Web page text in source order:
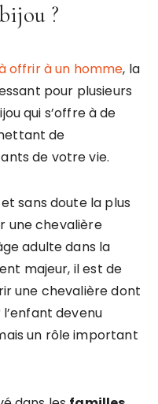
?
offrir à un homme, la
pour plusieurs
qui s’offre à de
de
de votre vie.
sans doute la plus
une chevalière
adulte dans la
majeur, il est de
une chevalière dont
devenu
un rôle important